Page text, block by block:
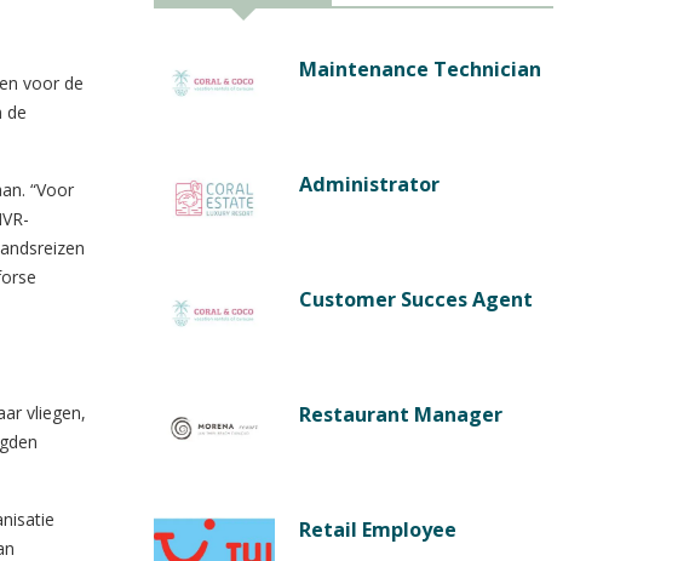
voor de
de
“Voor
vliegen,
Maintenance Technician
Administrator
Customer Succes Agent
Restaurant Manager
Retail Employee